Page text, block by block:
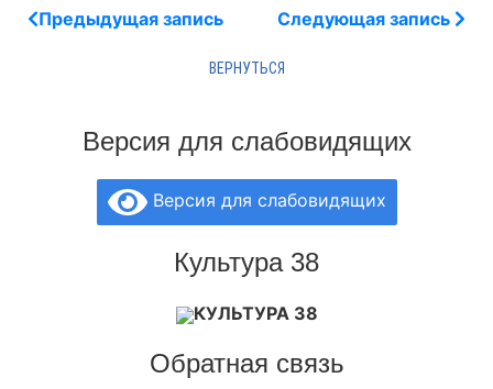
Предыдущая запись Следующая запись
Версия для слабовидящих
Версия для слабовидящих
Культура 38
КУЛЬТУРА 38
Обратная связь